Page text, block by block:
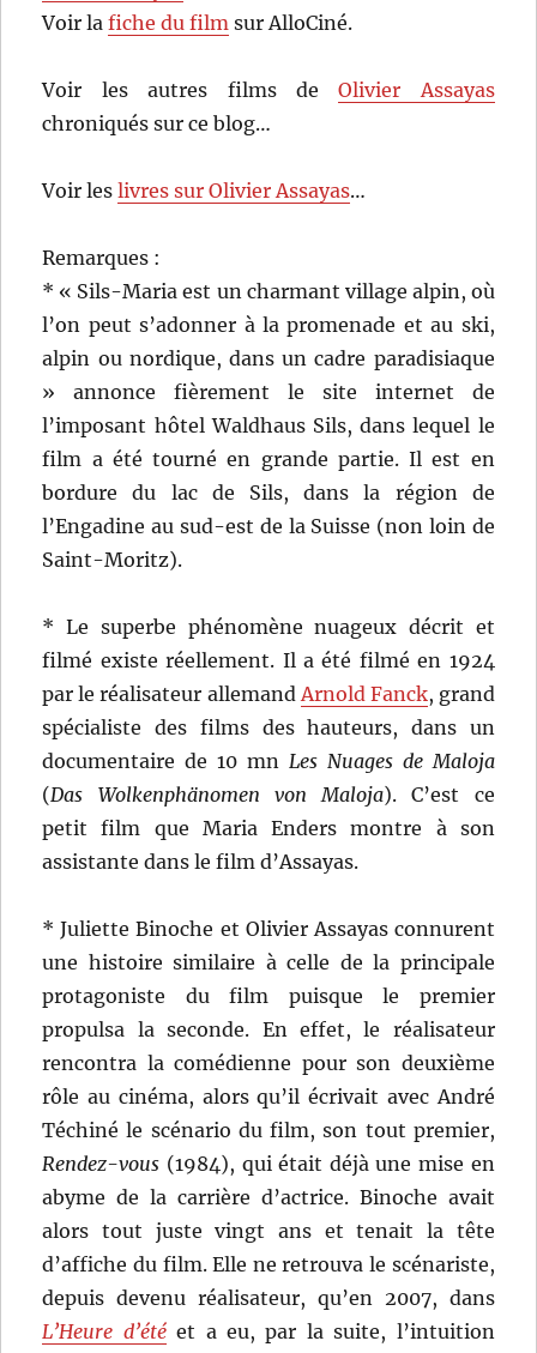
Voir lafiche du film sur AlloCiné.
Voir les autres films deOlivier Assayas
chroniqués sur ce blog…
Voir leslivres sur Olivier Assayas…
Remarques :
* « Sils-Maria est un charmant village alpin, où
l’on peut s’adonner à la promenade et au ski,
alpin ou nordique, dans un cadre paradisiaque
» annonce fièrement le site internet de
l’imposant hôtel Waldhaus Sils, dans lequel le
film a été tourné en grande partie. Il est en
bordure du lac de Sils, dans la région de
l’Engadine au sud-est de la Suisse (non loin de
Saint-Moritz).
* Le superbe phénomène nuageux décrit et
filmé existe réellement. Il a été filmé en 1924
par le réalisateur allemand Arnold Fanck, grand
spécialiste des films des hauteurs, dans un
documentaire de 10 mn Les Nuages de Maloja
(Das Wolkenphänomen von Maloja). C’est ce
petit film que Maria Enders montre à son
assistante dans le film d’Assayas.
* Juliette Binoche et Olivier Assayas connurent
une histoire similaire à celle de la principale
protagoniste du film puisque le premier
propulsa la seconde. En effet, le réalisateur
rencontra la comédienne pour son deuxième
rôle au cinéma, alors qu’il écrivait avec André
Téchiné le scénario du film, son tout premier,
Rendez-vous (1984), qui était déjà une mise en
abyme de la carrière d’actrice. Binoche avait
alors tout juste vingt ans et tenait la tête
d’affiche du film. Elle ne retrouva le scénariste,
depuis devenu réalisateur, qu’en 2007, dans
L’Heure d’étéet a eu, par la suite, l’intuition